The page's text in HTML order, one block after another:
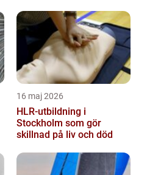
16 maj 2026
HLR-utbildning i
Stockholm som gör
skillnad på liv och död